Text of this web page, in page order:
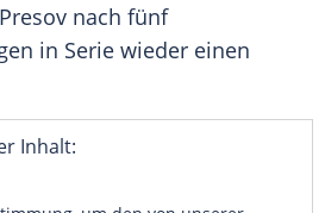
nach fünf
in Serie wieder einen
Inhalt: